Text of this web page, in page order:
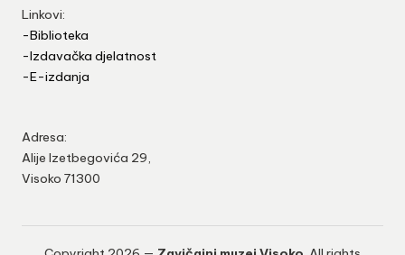
Linkovi:
-Biblioteka
-Izdavačka djelatnost
-E-izdanja
Adresa:
Alije Izetbegovića 29,
Visoko 71300